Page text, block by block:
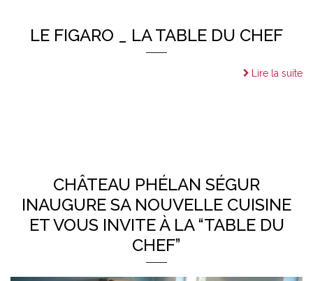
LE FIGARO _ LA TABLE DU CHEF
Lire la suite
CHÂTEAU PHÉLAN SÉGUR
INAUGURE SA NOUVELLE CUISINE
ET VOUS INVITE À LA “TABLE DU
CHEF”